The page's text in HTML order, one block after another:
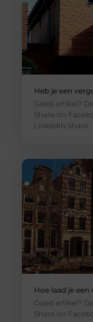
Heb je een
Goed artikel?
Share on
LinkedIn Share
Hoe laad je
Goed artikel?
Share on